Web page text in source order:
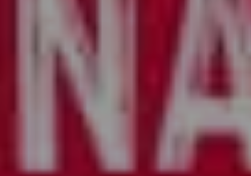
Billetterie en ligne
Tribus et groupes
Rechercher